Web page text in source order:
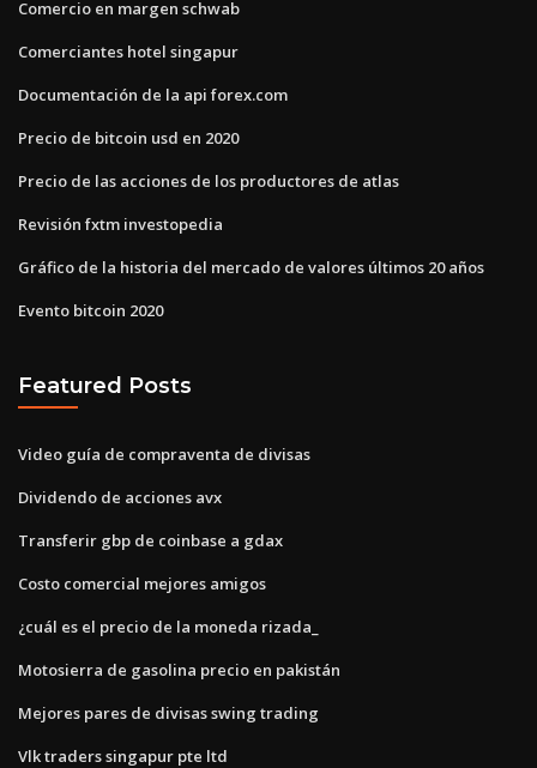
Comercio en margen schwab
Comerciantes hotel singapur
Documentación de la api forex.com
Precio de bitcoin usd en 2020
Precio de las acciones de los productores de atlas
Revisión fxtm investopedia
Gráfico de la historia del mercado de valores últimos 20 años
Evento bitcoin 2020
Featured Posts
Video guía de compraventa de divisas
Dividendo de acciones avx
Transferir gbp de coinbase a gdax
Costo comercial mejores amigos
¿cuál es el precio de la moneda rizada_
Motosierra de gasolina precio en pakistán
Mejores pares de divisas swing trading
Vlk traders singapur pte ltd